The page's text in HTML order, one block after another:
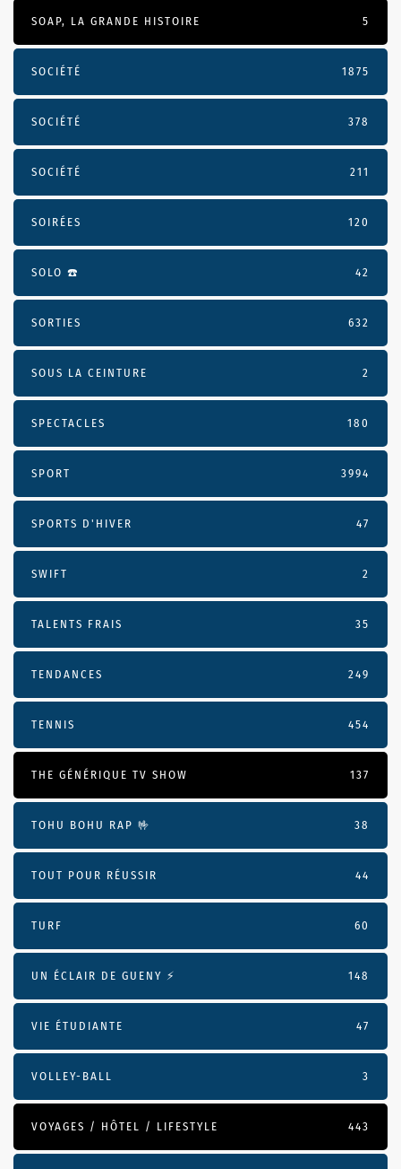
SOAP, LA GRANDE HISTOIRE 5
SOCIÉTÉ 1875
SOCIÉTÉ 378
SOCIÉTÉ 211
SOIRÉES 120
SOLO ☎️ 42
SORTIES 632
SOUS LA CEINTURE 2
SPECTACLES 180
SPORT 3994
SPORTS D'HIVER 47
SWIFT 2
TALENTS FRAIS 35
TENDANCES 249
TENNIS 454
THE GÉNÉRIQUE TV SHOW 137
TOHU BOHU RAP 🤟 38
TOUT POUR RÉUSSIR 44
TURF 60
UN ÉCLAIR DE GUENY ⚡️ 148
VIE ÉTUDIANTE 47
VOLLEY-BALL 3
VOYAGES / HÔTEL / LIFESTYLE 443